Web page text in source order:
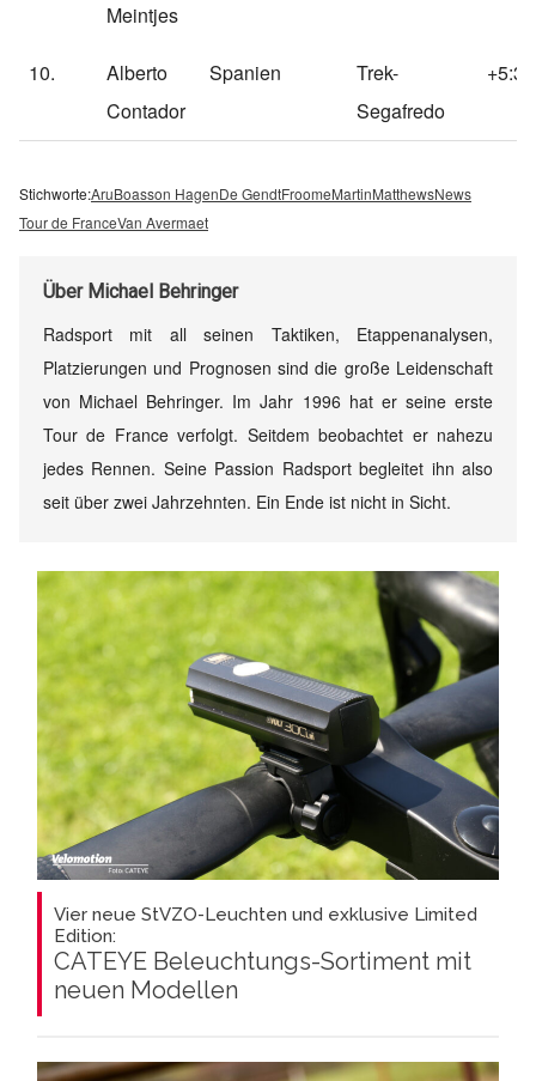
Meintjes
10.
Alberto
Contador
Spanien
Trek-
Segafredo
+5:37
Stichworte:AruBoasson HagenDe GendtFroomeMartinMatthewsNews
Tour de FranceVan Avermaet
Über Michael Behringer
Radsport mit all seinen Taktiken, Etappenanalysen,
Platzierungen und Prognosen sind die große Leidenschaft
von Michael Behringer. Im Jahr 1996 hat er seine erste
Tour de France verfolgt. Seitdem beobachtet er nahezu
jedes Rennen. Seine Passion Radsport begleitet ihn also
seit über zwei Jahrzehnten. Ein Ende ist nicht in Sicht.
Vier neue StVZO-Leuchten und exklusive Limited
Edition:
CATEYE Beleuchtungs-Sortiment mit
neuen Modellen